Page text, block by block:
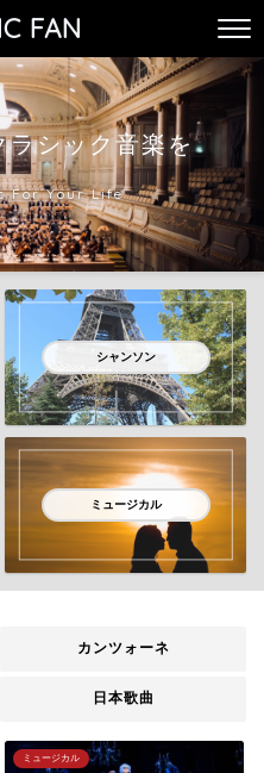
FAN
ラシック音楽を
For Your Life
シャンソン
ミュージカル
カンツォーネ
日本歌曲
ミュージカル